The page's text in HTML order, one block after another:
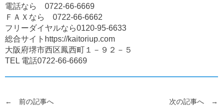
電話なら 0722-66-6669
ＦＡＸなら 0722-66-6662
フリーダイヤルなら0120-95-6633
総合サイトhttps://kaitoriup.com
大阪府堺市西区鳳西町１－９２－５
TEL 電話0722-66-6669
← 前の記事へ 次の記事へ →